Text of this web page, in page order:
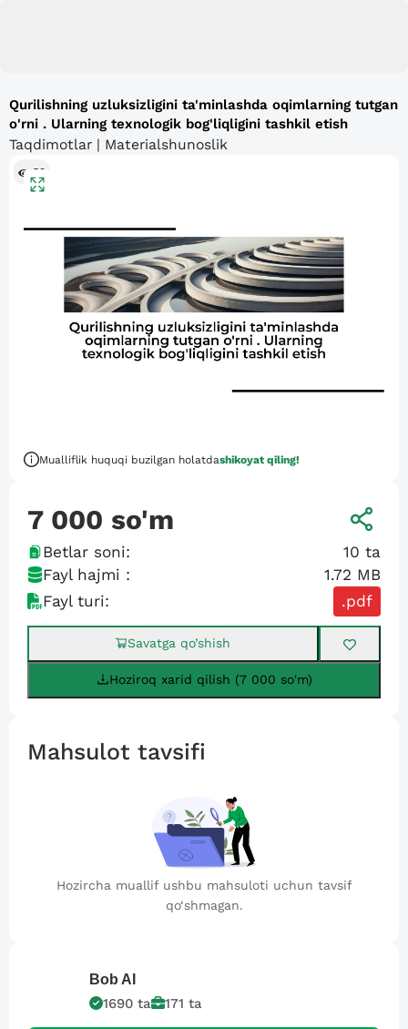
Qurilishning uzluksizligini ta'minlashda oqimlarning tutgan
o'rni . Ularning texnologik bog'liqligini tashkil etish
Taqdimotlar | Materialshunoslik
53
Mualliflik huquqi buzilgan holatdashikoyat qiling!
7 000 so'm
Betlar soni: 10 ta
Fayl hajmi :
1.72 MB
Fayl turi:
.pdf
Savatga qo’shish
Hoziroq xarid qilish (7 000 so'm)
Mahsulot tavsifi
Hozircha muallif ushbu mahsuloti uchun tavsif
qo‘shmagan.
Bob AI
1690 ta 171 ta